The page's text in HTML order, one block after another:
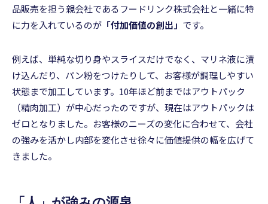
品販売を担う親会社であるフードリンク株式会社と一緒に特
に力を入れているのが 「付加価値の創出」 です。
例えば、単純な切り身やスライスだけでなく、マリネ液に漬
け込んだり、パン粉をつけたりして、お客様が調理しやすい
状態まで加工しています。10年ほど前まではアウトパック
（精肉加工）が中心だったのですが、現在はアウトパックは
ゼロとなりました。お客様のニーズの変化に合わせて、会社
の強みを活かし内部を変化させ徐々に価値提供の幅を広げて
きました。